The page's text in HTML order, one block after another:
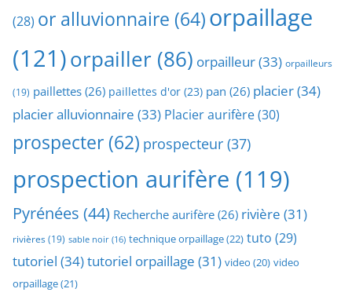
(28) or alluvionnaire (64)orpaillage
(121)orpailler (86) orpailleur(33) orpailleurs
(19) paillettes (26) paillettes d'or (23) pan (26) placier(34)
placier alluvionnaire (33) Placier aurifère(30)
prospecter (62) prospecteur (37)
prospection aurifère (119)
Pyrénées (44) Recherche aurifère (26) rivière (31)
rivières(19) sable noir (16) technique orpaillage(22) tuto (29)
tutoriel (34)tutoriel orpaillage (31) video (20) video
orpaillage(21)